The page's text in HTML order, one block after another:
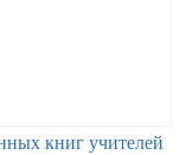
книг учителей